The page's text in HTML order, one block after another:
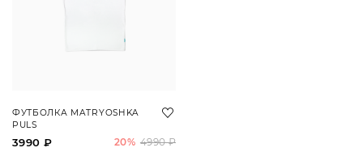
ФУТБОЛКА MATRYOSHKA
PULS
3990 ₽ 4990 ₽
20%